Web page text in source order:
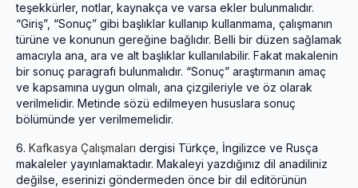
teşekkürler, notlar, kaynakça ve varsa ekler bulunmalıdır.
“Giriş”, “Sonuç” gibi başlıklar kullanıp kullanmama, çalışmanın
türüne ve konunun gereğine bağlıdır. Belli bir düzen sağlamak
amacıyla ana, ara ve alt başlıklar kullanılabilir. Fakat makalenin
bir sonuç paragrafı bulunmalıdır. “Sonuç” araştırmanın amaç
ve kapsamına uygun olmalı, ana çizgileriyle ve öz olarak
verilmelidir. Metinde sözü edilmeyen hususlara sonuç
bölümünde yer verilmemelidir.
6. Kafkasya Çalışmaları dergisi Türkçe, İngilizce ve Rusça
makaleler yayınlamaktadır. Makaleyi yazdığınız dil anadiliniz
değilse, eserinizi göndermeden önce bir dil editörünün